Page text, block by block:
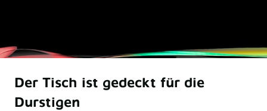
Der Tisch ist gedeckt für die
Durstigen